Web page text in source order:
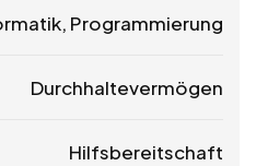
Programmierung
Durchhaltevermögen
Hilfsbereitschaft